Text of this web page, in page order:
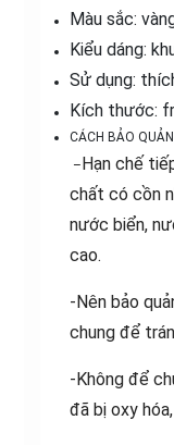
Màu sắc:
Kiểu dáng:
Sử dụng:
Kích thước:
CÁCH BẢO QUẢN
–Hạn chế
chất có cồn
nước biển,
cao.
-Nên bảo
chung để
-Không để
đã bị oxy